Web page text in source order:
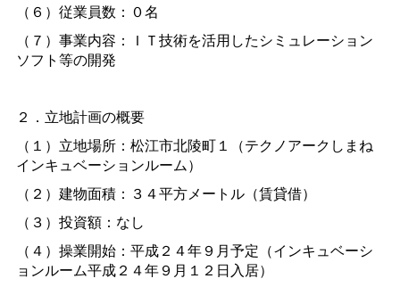
（６）従業員数：０名
（７）事業内容：ＩＴ技術を活用したシミュレーション
ソフト等の開発
２．立地計画の概要
（１）立地場所：松江市北陵町１（テクノアークしまね
インキュベーションルーム）
（２）建物面積：３４平方メートル（賃貸借）
（３）投資額：なし
（４）操業開始：平成２４年９月予定（インキュベーシ
ョンルーム平成２４年９月１２日入居）